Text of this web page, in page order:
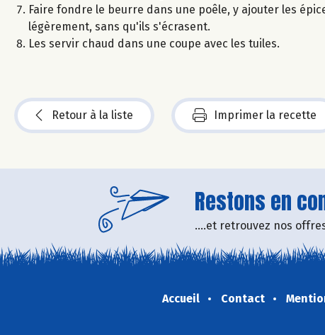
Faire fondre le beurre dans une poêle, y ajouter les
légèrement, sans qu'ils s'écrasent.
Les servir chaud dans une coupe avec les tuiles.
Retour à la liste Imprimer la recette
Restons en
....et retrouvez nos
Accueil Contact